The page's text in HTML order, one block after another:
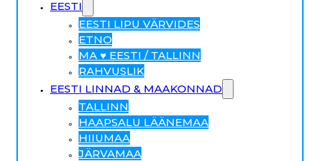
EESTI
EESTI LIPU VÄRVIDES
ETNO
MA ♥ EESTI / TALLINN
RAHVUSLIK
EESTI LINNAD & MAAKONNAD
TALLINN
HAAPSALU LÄÄNEMAA
HIIUMAA
JÄRVAMAA